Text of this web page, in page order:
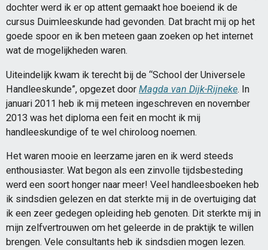
dochter werd ik er op attent gemaakt hoe boeiend ik de
cursus Duimleeskunde had gevonden. Dat bracht mij op het
goede spoor en ik ben meteen gaan zoeken op het internet
wat de mogelijkheden waren.
Uiteindelijk kwam ik terecht bij de “School der Universele
Handleeskunde”, opgezet door Magda van Dijk-Rijneke. In
januari 2011 heb ik mij meteen ingeschreven en november
2013 was het diploma een feit en mocht ik mij
handleeskundige of te wel chiroloog noemen.
Het waren mooie en leerzame jaren en ik werd steeds
enthousiaster. Wat begon als een zinvolle tijdsbesteding
werd een soort honger naar meer! Veel handleesboeken heb
ik sindsdien gelezen en dat sterkte mij in de overtuiging dat
ik een zeer gedegen opleiding heb genoten. Dit sterkte mij in
mijn zelfvertrouwen om het geleerde in de praktijk te willen
brengen. Vele consultants heb ik sindsdien mogen lezen.